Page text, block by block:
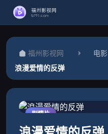
福州影视网 电影
浪漫爱情的反弹
剧情片
正片